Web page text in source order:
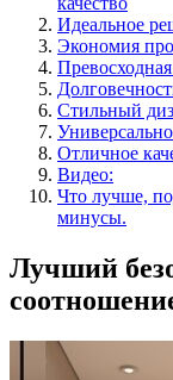
Идеальное
Экономия
Стильный
Отличное
Видео:
Что лучше,
минусы.
Лучший